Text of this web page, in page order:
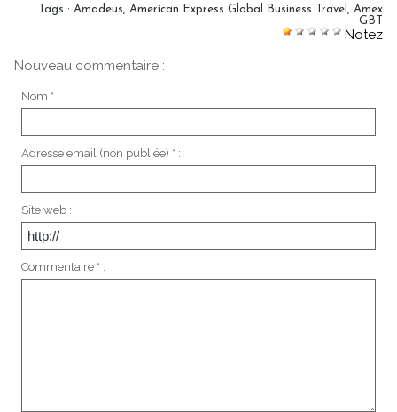
Tags : Amadeus, American Express Global Business Travel , Amex
GBT
Notez
Nouveau commentaire :
Nom * :
Adresse email (non publiée) * :
Site web :
Commentaire * :